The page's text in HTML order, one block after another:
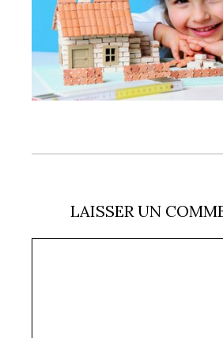
LAISSER UN